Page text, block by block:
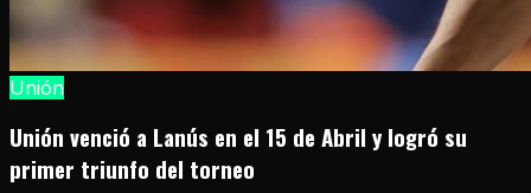
Unión
Unión venció a Lanús en el 15 de Abril y logró su
primer triunfo del torneo